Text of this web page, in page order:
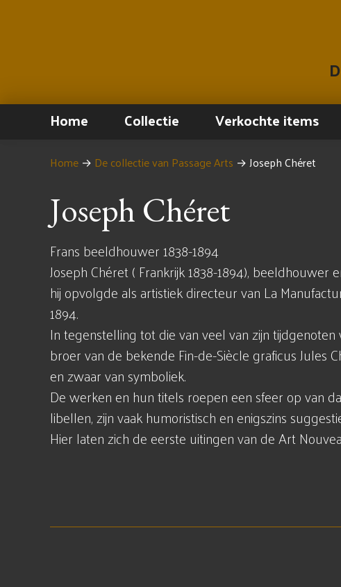
Home Collectie Verkochte items
Home → De collectie van Passage Arts →Joseph Chéret
Joseph Chéret
Frans beeldhouwer 1838-1894
Joseph Chéret ( Frankrijk 1838-1894),
hij opvolgde als artistiek directeur van La
1894.
In tegenstelling tot die van veel van zijn
broer van de bekende Fin-de-Siècle graficus Jules
en zwaar van symboliek.
De werken en hun titels roepen een sfeer op van
libellen, zijn vaak humoristisch en enigszins
Hier laten zich de eerste uitingen van de Art